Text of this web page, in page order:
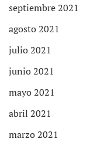
septiembre 2021
agosto 2021
julio 2021
junio 2021
mayo 2021
abril 2021
marzo 2021